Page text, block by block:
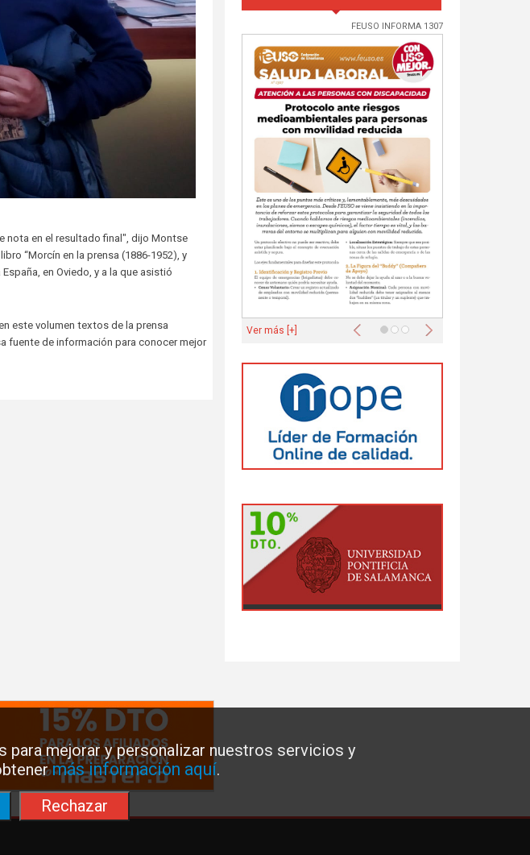
mejorar y personalizar nuestros servicios y
más información aquí.
Rechazar
nota en el resultado final", dijo Montse
“Morcín en la prensa (1886-1952), y
en Oviedo, y a la que asistió
este volumen textos de la prensa
fuente de información para conocer mejor
FEUSO INFORMA 1307
Anterior Siguiente
Ver más [+]